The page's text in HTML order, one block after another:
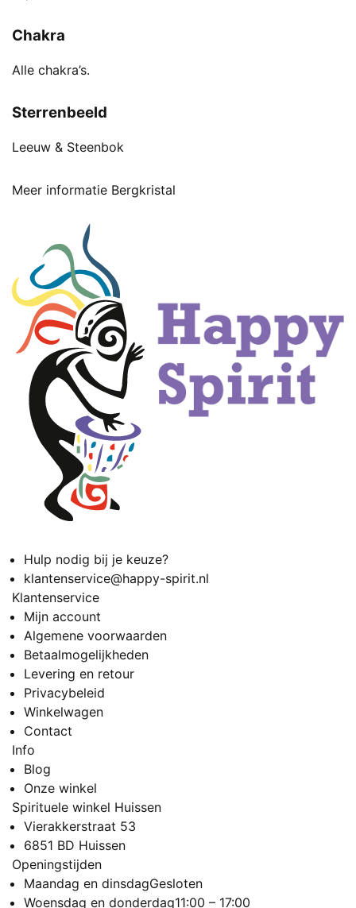
Chakra
Alle chakra’s.
Sterrenbeeld
Leeuw & Steenbok
Meer informatie Bergkristal
Hulp nodig bij je keuze?
klantenservice@happy-spirit.nl
Klantenservice
Mijn account
Algemene voorwaarden
Betaalmogelijkheden
Levering en retour
Privacybeleid
Winkelwagen
Contact
Info
Blog
Onze winkel
Spirituele winkel Huissen
Vierakkerstraat 53
6851 BD Huissen
Openingstijden
Maandag en dinsdagGesloten
Woensdag en donderdag11:00 – 17:00